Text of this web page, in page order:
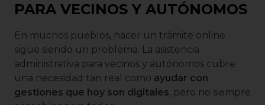
PARA VECINOS Y AUTÓNOMOS
En muchos pueblos, hacer un trámite online
sigue siendo un problema. La asistencia
administrativa para vecinos y autónomos cubre
una necesidad tan real como ayudar con
gestiones que hoy son digitales, pero no siempre